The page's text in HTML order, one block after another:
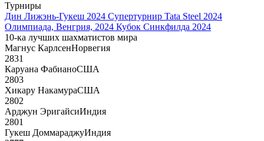
Турниры
Дин Лижэнь-Гукеш 2024 Супертурнир Tata Steel 2024
Олимпиада, Венгрия, 2024 Кубок Синкфилда 2024
10-ка лучших шахматистов мира
Магнус КарлсенНорвегия
2831
Каруана ФабианоСША
2803
Хикару НакамураСША
2802
Арджун ЭригайсиИндия
2801
Гукеш ДоммараджуИндия